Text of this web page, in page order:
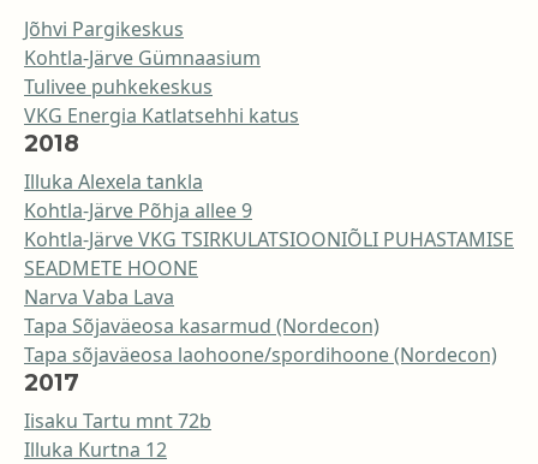
Jõhvi Pargikeskus
Kohtla-Järve Gümnaasium
Tulivee puhkekeskus
VKG Energia Katlatsehhi katus
2018
Illuka Alexela tankla
Kohtla-Järve Põhja allee 9
Kohtla-Järve VKG TSIRKULATSIOONIÕLI PUHASTAMISE
SEADMETE HOONE
Narva Vaba Lava
Tapa Sõjaväeosa kasarmud (Nordecon)
Tapa sõjaväeosa laohoone/spordihoone (Nordecon)
2017
Iisaku Tartu mnt 72b
Illuka Kurtna 12